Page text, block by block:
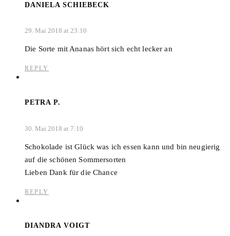
DANIELA SCHIEBECK
29. Mai 2018 at 23:10
Die Sorte mit Ananas hört sich echt lecker an
REPLY
PETRA P.
30. Mai 2018 at 7:10
Schokolade ist Glück was ich essen kann und bin neugierig
auf die schönen Sommersorten
Lieben Dank für die Chance
REPLY
DIANDRA VOIGT